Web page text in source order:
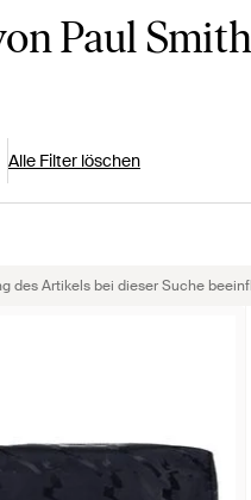
Paul Smith
Alle Filter löschen
des Artikels bei dieser Suche